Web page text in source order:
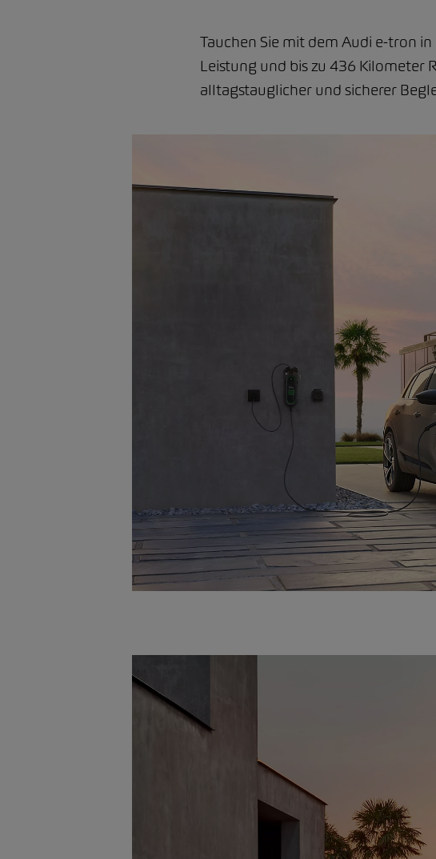
Tauchen Sie mit dem Audi e-tron
Leistung und bis zu 436 Kilometer
alltagstauglicher und sicherer